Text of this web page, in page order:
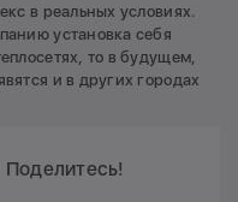
в реальных условиях.
установка себя
то в будущем,
и в других городах